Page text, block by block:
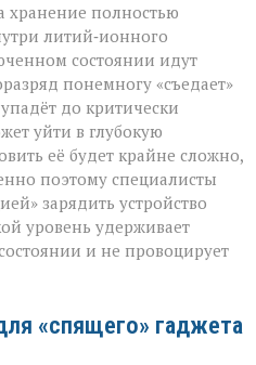
хранение полностью
литий‑ионного
состоянии идут
понемногу «съедает»
до критически
уйти в глубокую
её будет крайне сложно,
поэтому специалисты
зарядить устройство
уровень удерживает
и не провоцирует
«спящего» гаджета